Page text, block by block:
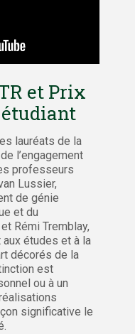
et Prix
étudiant
lauréats de la
l’engagement
professeurs
Lussier,
de génie
et du
Rémi Tremblay,
études et à la
décorés de la
est
ou à un
significative le